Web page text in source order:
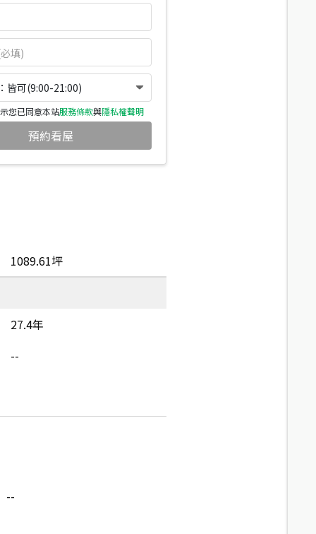
皆可(9:00-21:00)
您已同意本站服務條款與隱私權聲明
預約看屋
1089.61坪
27.4年
--
--